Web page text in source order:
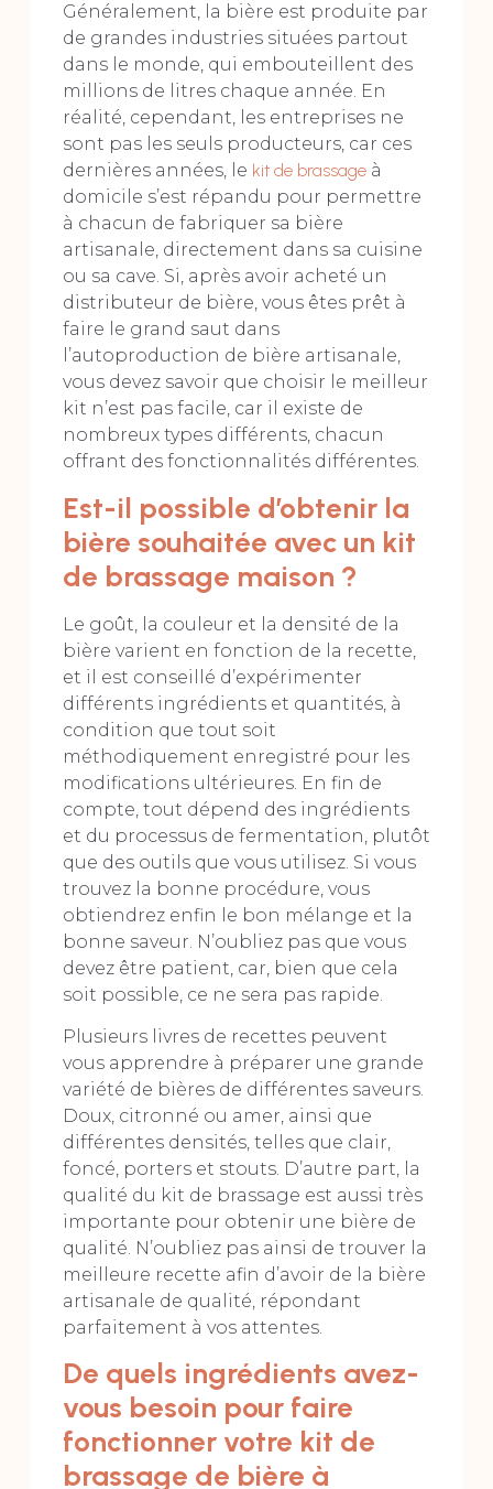
Généralement, la bière est produite par
de grandes industries situées partout
dans le monde, qui embouteillent des
millions de litres chaque année. En
réalité, cependant, les entreprises ne
sont pas les seuls producteurs, car ces
dernières années, le kit de brassageà
domicile s’est répandu pour permettre
à chacun de fabriquer sa bière
artisanale, directement dans sa cuisine
ou sa cave. Si, après avoir acheté un
distributeur de bière, vous êtes prêt à
faire le grand saut dans
l’autoproduction de bière artisanale,
vous devez savoir que choisir le meilleur
kit n’est pas facile, car il existe de
nombreux types différents, chacun
offrant des fonctionnalités différentes.
Est-il possible d’obtenir la
bière souhaitée avec un kit
de brassage maison ?
Le goût, la couleur et la densité de la
bière varient en fonction de la recette,
et il est conseillé d’expérimenter
différents ingrédients et quantités, à
condition que tout soit
méthodiquement enregistré pour les
modifications ultérieures. En fin de
compte, tout dépend des ingrédients
et du processus de fermentation, plutôt
que des outils que vous utilisez. Si vous
trouvez la bonne procédure, vous
obtiendrez enfin le bon mélange et la
bonne saveur. N’oubliez pas que vous
devez être patient, car, bien que cela
soit possible, ce ne sera pas rapide.
Plusieurs livres de recettes peuvent
vous apprendre à préparer une grande
variété de bières de différentes saveurs.
Doux, citronné ou amer, ainsi que
différentes densités, telles que clair,
foncé, porters et stouts. D’autre part, la
qualité du kit de brassage est aussi très
importante pour obtenir une bière de
qualité. N’oubliez pas ainsi de trouver la
meilleure recette afin d’avoir de la bière
artisanale de qualité, répondant
parfaitement à vos attentes.
De quels ingrédients avez-
vous besoin pour faire
fonctionner votre kit de
brassage de bière à